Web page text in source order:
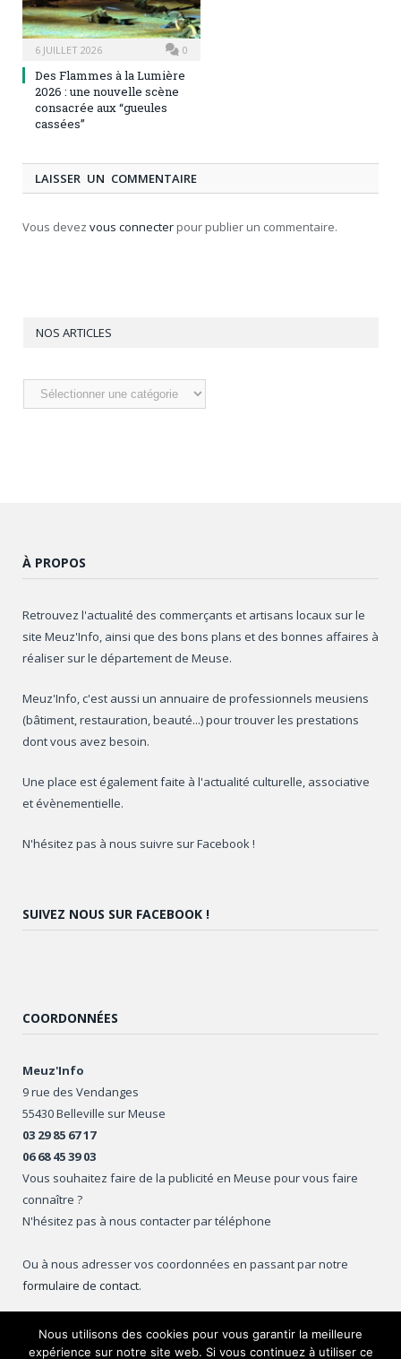
6 JUILLET 2026 0
Des Flammes à la Lumière
2026 : une nouvelle scène
consacrée aux “gueules
cassées”
LAISSER UN COMMENTAIRE
Vous devez vous connecter pour publier un commentaire.
NOS ARTICLES
Nos
articles
À PROPOS
Retrouvez l'actualité des commerçants et artisans locaux sur le
site Meuz'Info, ainsi que des bons plans et des bonnes affaires à
réaliser sur le département de Meuse.
Meuz'Info, c'est aussi un annuaire de professionnels meusiens
(bâtiment, restauration, beauté...) pour trouver les prestations
dont vous avez besoin.
Une place est également faite à l'actualité culturelle, associative
et évènementielle.
N'hésitez pas à nous suivre sur Facebook !
SUIVEZ NOUS SUR FACEBOOK !
COORDONNÉES
Meuz'Info
9 rue des Vendanges
55430 Belleville sur Meuse
03 29 85 67 17
06 68 45 39 03
Vous souhaitez faire de la publicité en Meuse pour vous faire
connaître ?
N'hésitez pas à nous contacter par téléphone
Ou à nous adresser vos coordonnées en passant par notre
formulaire de contact.
Nous utilisons des cookies pour vous garantir la meilleure
expérience sur notre site web. Si vous continuez à utiliser ce